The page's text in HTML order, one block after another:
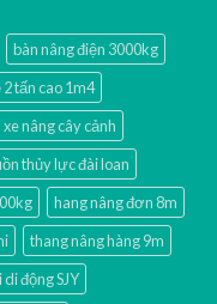
bàn nâng điện 3000kg
tấn cao 1m4
xe nâng cây cảnh
thủy lực đài loan
hang nâng đơn 8m
thang nâng hàng 9m
động SJY